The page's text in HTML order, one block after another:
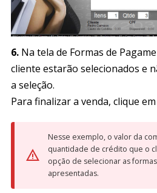
6. Na tela de Formas de
cliente estarão selecionados e
a seleção.
Para finalizar a venda, clique em
Nesse exemplo, o valor da
quantidade de crédito que o
opção de selecionar as
apresentadas.